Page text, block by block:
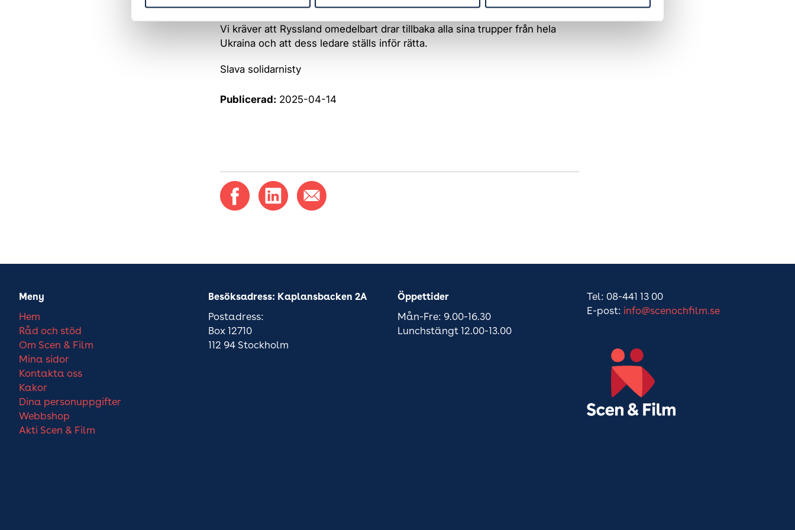
tröst och motstånd.
Vi kräver att Ryssland omedelbart drar tillbaka alla sina trupper från hela
Ukraina och att dess ledare ställs inför rätta.
Slava solidarnisty
Publicerad: 2025-04-14
Meny
Hem
Råd och stöd
Om Scen & Film
Mina sidor
Kontakta oss
Kakor
Dina personuppgifter
Webbshop
Akti Scen & Film
Besöksadress: Kaplansbacken 2A
Postadress:
Box 12710
112 94 Stockholm
Öppettider
Mån-Fre: 9.00-16.30
Lunchstängt 12.00-13.00
Tel: 08-441 13 00
E-post: info@scenochfilm.se